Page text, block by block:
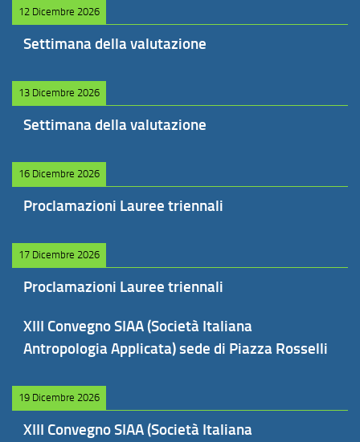
12 Dicembre 2026
Settimana della valutazione
13 Dicembre 2026
Settimana della valutazione
16 Dicembre 2026
Proclamazioni Lauree triennali
17 Dicembre 2026
Proclamazioni Lauree triennali
XIII Convegno SIAA (Società Italiana
Antropologia Applicata) sede di Piazza Rosselli
19 Dicembre 2026
XIII Convegno SIAA (Società Italiana